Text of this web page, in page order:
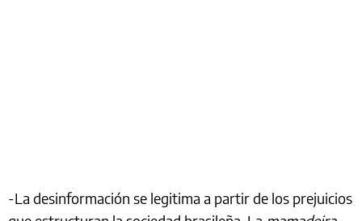
-La desinformación se legitima a partir de los prejuicios